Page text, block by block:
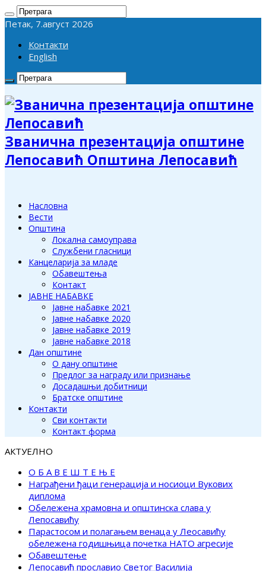
Петак, 7.август 2026
Контакти
English
Званична презентација општине
Лепосавић Општина Лепосавић
Насловна
Вести
Општина
Локална самоуправа
Службени гласници
Канцеларија за младе
Обавештења
Контакт
ЈАВНЕ НАБАВКЕ
Јавне набавке 2021
Јавне набавке 2020
Јавне набавке 2019
Јавне набавке 2018
Дан општине
О дану општине
Предлог за награду или признање
Досадашњи добитници
Братске општине
Контакти
Сви контакти
Контакт форма
АКТУЕЛНО
О Б А В Е Ш Т Е Њ Е
Награђени ђаци генерација и носиоци Вукових
диплома
Обележена храмовна и општинска слава у
Лепосавићу
Парастосом и полагањем венаца у Леосавићу
обележена годишњица почетка НАТО агресије
Обавештење
Лепосавић прославио Светог Василија